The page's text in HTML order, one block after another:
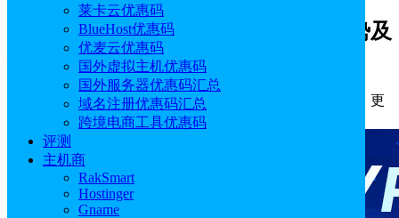
莱卡云优惠码
BlueHost优惠码
优麦云优惠码
国外虚拟主机优惠码
国外服务器优惠码汇总
域名注册优惠码汇总
跨境电商工具优惠码
评测
主机商
RakSmart
Hostinger
Gname
UCloud AstraFlow星图大模型平台优势及
使用教程
作者: Emily 分类:主机 发布时间: 2026.05.15 18:33:18
更
新于: 2026.05.15 18:33:18